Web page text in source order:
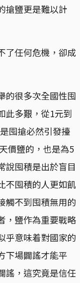
搶鹽更是難以計
了任何危機，卻成
的很多次全國性囤
此多艱，從1元到
囤搶必然引發擡
價鹽的，也是為5
說囤積是出於盲目
不囤積的人更如飢
觸不到囤積無用的
，鹽作為重要戰略
乎意味着對國家的
下場闢謠才能平
謠，這究竟是信任